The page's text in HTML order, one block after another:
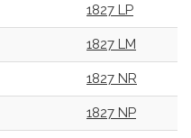
1827 LP
1827 LM
1827 NR
1827 NP